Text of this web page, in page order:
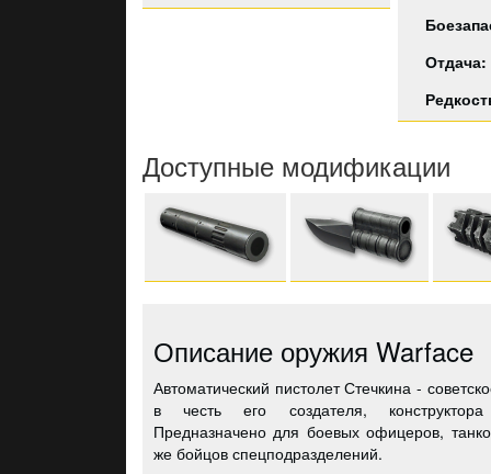
Отдача:
Доступные модификации
Описание оружия Warface
Автоматический пистолет Стечкина -
в честь его создателя,
Предназначено для боевых офицеров,
же бойцов спецподразделений.